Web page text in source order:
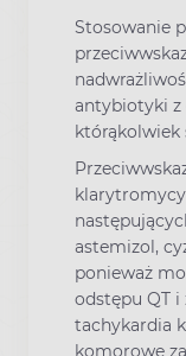
Stosowanie
antybiotyki z
którąkolwiek
astemizol,
ponieważ
odstępu QT
tachykardia
komorowe